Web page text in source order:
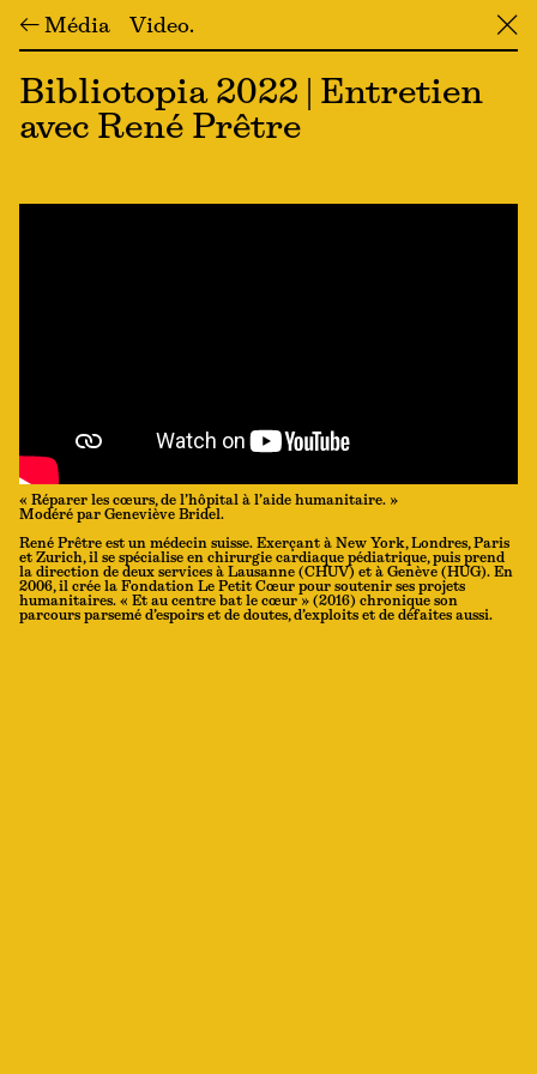
← Média Video ╳
Bibliotopia 2022 | Entretien
avec René Prêtre
« Réparer les cœurs, de l’hôpital à l’aide humanitaire. »
Modéré par Geneviève Bridel.
René Prêtre est un médecin suisse. Exerçant à New York, Londres, Paris
et Zurich, il se spécialise en chirurgie cardiaque pédiatrique, puis prend
la direction de deux services à Lausanne (CHUV) et à Genève (HUG). En
2006, il crée la Fondation Le Petit Cœur pour soutenir ses projets
humanitaires. « Et au centre bat le cœur » (2016) chronique son
parcours parsemé d’espoirs et de doutes, d’exploits et de défaites aussi.